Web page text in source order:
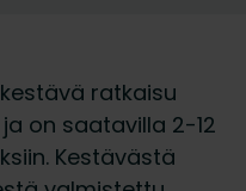
ratkaisu
on saatavilla 2-12
Kestävästä